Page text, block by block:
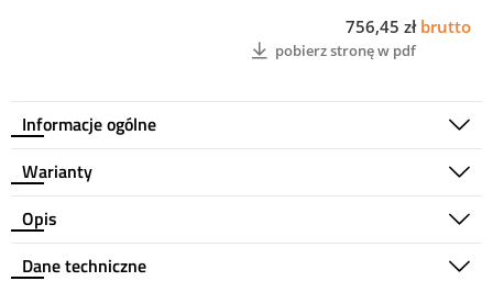
Informacje ogólne
756,45 zł brutto
pobierz stronę w pdf
Warianty
Opis
Dane techniczne